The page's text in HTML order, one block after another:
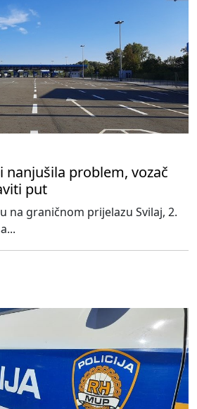
nanjušila problem, vozač
put
na graničnom prijelazu Svilaj, 2.